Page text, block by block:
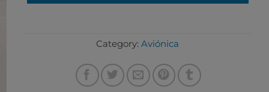
Category:Aviónica